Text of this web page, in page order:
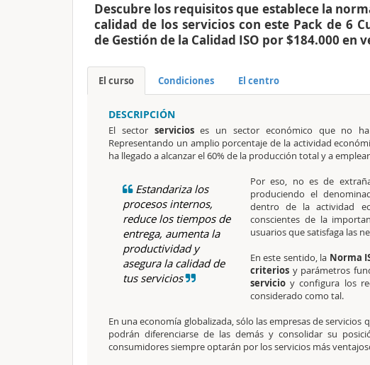
Descubre los requisitos que establece la
calidad de los servicios con este Pack de 6
de Gestión de la Calidad ISO por $184.000 en
El curso Condiciones El centro
DESCRIPCIÓN
El sectorservicioses un sector económico que no ha
Representando un amplio porcentaje de la actividad
ha llegado a alcanzar el 60% de la producción total y a
Estandariza los
procesos internos,
reduce los tiempos de
entrega, aumenta la
productividad y
asegura la calidad de
tus servicios
Por eso, no es de
produciendo el
dentro de la actividad
conscientes de la
usuarios que satisfaga las
En este sentido, la Norma
criterios y parámetros
servicio y configura los
considerado como tal.
En una economía globalizada, sólo las empresas de servicios
podrán diferenciarse de las demás y consolidar su
consumidores siempre optarán por los servicios más